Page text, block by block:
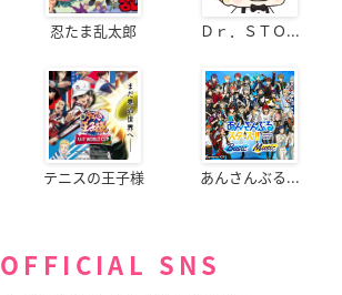
忍たま乱太郎 Ｄｒ．ＳＴＯ...
テニスの王子様 あんさんぶる...
OFFICIAL SNS